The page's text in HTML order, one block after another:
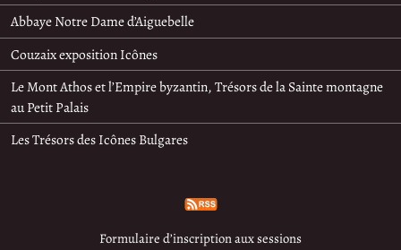
Abbaye Notre Dame d’Aiguebelle
Couzaix exposition Icônes
Le Mont Athos et l’Empire byzantin, Trésors de la Sainte montagne
au Petit Palais
Les Trésors des Icônes Bulgares
Formulaire d’inscription aux sessions